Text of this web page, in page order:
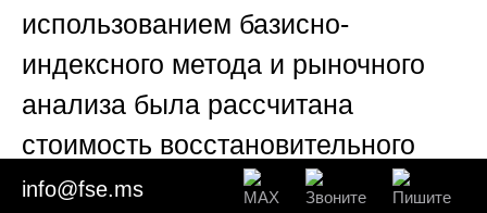
использованием базисно-
индексного метода и рыночного
анализа была рассчитана
стоимость восстановительного
ремонта в размере 430 000 руб.
info@fse.ms